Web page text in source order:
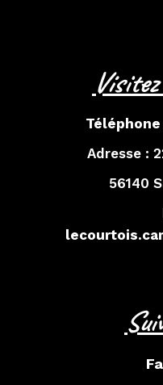
Téléphone
Adresse :
56140